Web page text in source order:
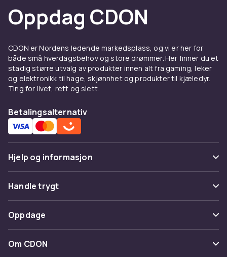
Oppdag CDON
CDON er Nordens ledende markedsplass, og vi er her for
både små hverdagsbehov og store drømmer. Her finner du et
stadig større utvalg av produkter innen alt fra gaming, leker
og elektronikk til hage, skjønnhet og produkter til kjæledyr.
Ting for livet, rett og slett.
Betalingsalternativ
Hjelp og informasjon
Vanlige spørsmål
Spor pakke
Angre & returner her
Kontakt oss
Handle trygt
Betaling
Levering
Oppdage
Kategorier
Om CDON